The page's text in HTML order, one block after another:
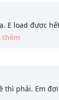
E load được
thêm
thì phải. Em